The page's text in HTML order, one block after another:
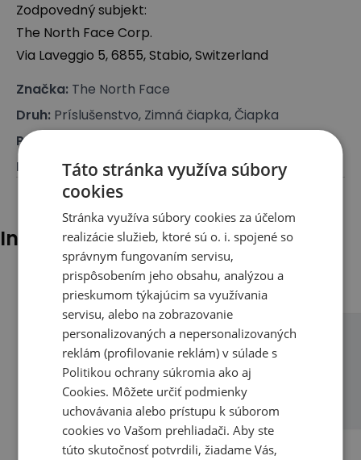
Zodpovedný subjekt:
The North Face Corp.
Via Laveggio 5, 6855, Stabio, Switzerland
Značka: The North Face
Druh: Príslušenstvo, Zimná čiapka, Čiapka
Pre koho
Farba
Sivá
Iní klienti tiež pozerali
Táto stránka využíva súbory
cookies
Stránka využíva súbory cookies za účelom
realizácie služieb, ktoré sú o. i. spojené so
správnym fungovaním servisu,
prispôsobením jeho obsahu, analýzou a
prieskumom týkajúcim sa využívania
servisu, alebo na zobrazovanie
personalizovaných a nepersonalizovaných
reklám (profilovanie reklám) v súlade s
Politikou ochrany súkromia ako aj
Cookies. Môžete určiť podmienky
uchovávania alebo prístupu k súborom
cookies vo Vašom prehliadači. Aby ste
túto skutočnosť potvrdili, žiadame Vás,